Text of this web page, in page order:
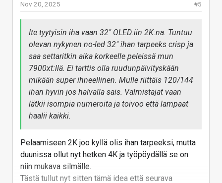
#5
Nov 20, 2025
Ite tyytyisin iha vaan 32" OLED:iin 2K:na. Tuntuu
olevan nykynen no-led 32" ihan tarpeeks crisp ja
saa settaritkin aika korkeelle peleissä mun
7900xt:llä. Ei tarttis olla ruudunpäivityskään
mikään super ihneellinen. Mulle riittäis 120/144
ihan hyvin jos halvalla sais. Valmistajat vaan
lätkii isompia numeroita ja toivoo että lampaat
haalii kaikki.
Pelaamiseen 2K joo kyllä olis ihan tarpeeksi, mutta
duunissa ollut nyt hetken 4K ja työpöydällä se on
niin mukava silmälle.
Tästä tullut nyt sitten tämä idea että seurava